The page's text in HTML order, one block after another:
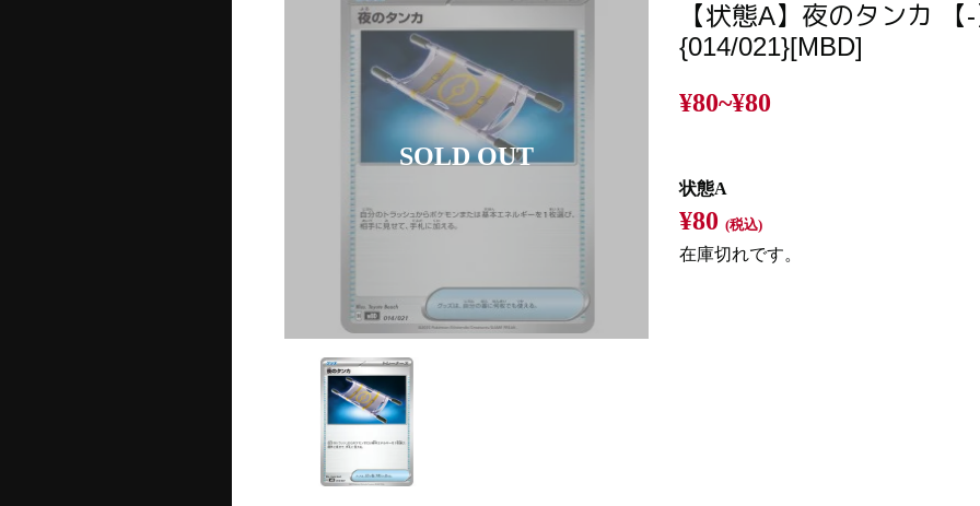
【状態A】夜のタンカ 【-
{014/021}[MBD]
¥80~¥80
状態A
¥80(税込)
在庫切れです。